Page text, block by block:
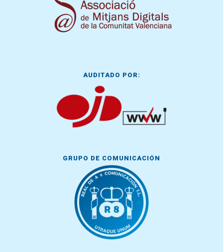
AUDITADO POR:
GRUPO DE COMUNICACIÓN